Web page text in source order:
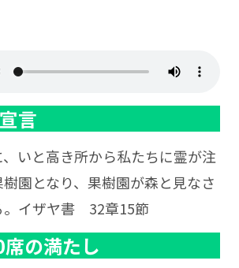
言
いと高き所から私たちに霊が注
園となり、果樹園が森と見なさ
。イザヤ書 32章15節
席の満たし